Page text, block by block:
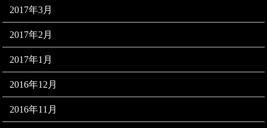
2017年3月
2017年2月
2017年1月
2016年12月
2016年11月